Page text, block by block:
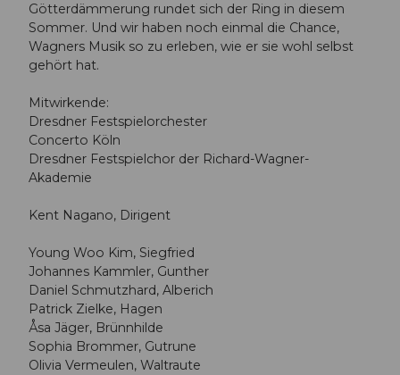
Götterdämmerung rundet sich der Ring in diesem
Sommer. Und wir haben noch einmal die Chance,
Wagners Musik so zu erleben, wie er sie wohl selbst
gehört hat.
Mitwirkende:
Dresdner Festspielorchester
Concerto Köln
Dresdner Festspielchor der Richard-Wagner-
Akademie
Kent Nagano, Dirigent
Young Woo Kim, Siegfried
Johannes Kammler, Gunther
Daniel Schmutzhard, Alberich
Patrick Zielke, Hagen
Åsa Jäger, Brünnhilde
Sophia Brommer, Gutrune
Olivia Vermeulen, Waltraute